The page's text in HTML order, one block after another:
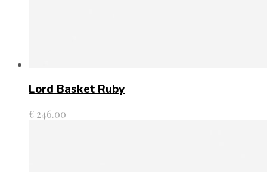
Lord Basket Ruby
€ 246.00